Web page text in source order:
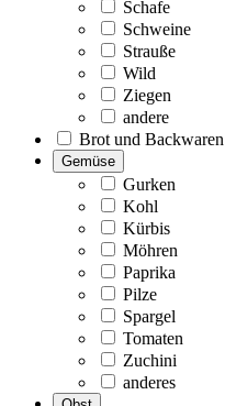
Schafe
Schweine
Strauße
Wild
Ziegen
andere
Brot und Backwaren
Gemüse
Gurken
Kohl
Kürbis
Möhren
Paprika
Pilze
Spargel
Tomaten
Zuchini
anderes